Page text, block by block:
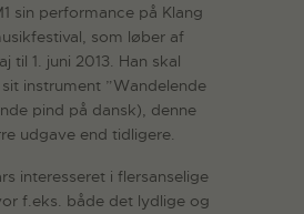
sin performance på Klang
som løber af
til 1. juni 2013. Han skal
instrument ”Wandelende
pind på dansk), denne
udgave end tidligere.
interesseret i flersanselige
f.eks. både det lydlige og